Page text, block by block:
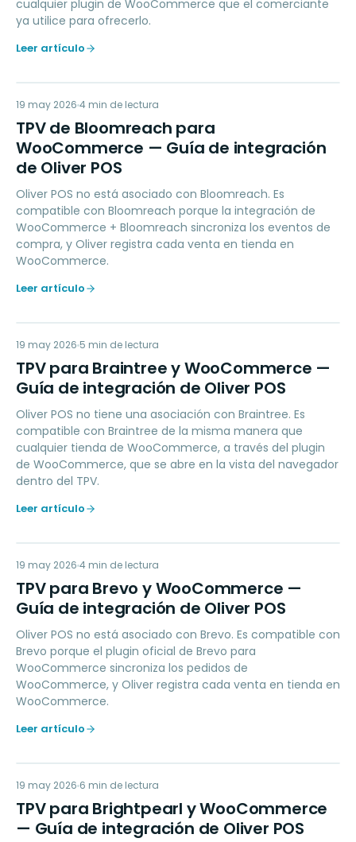
cualquier plugin de WooCommerce que el comerciante
ya utilice para ofrecerlo.
Leer artículo
TD
MARKETING
19 may 2026 4 min de lectura
TPV de Bloomreach para
WooCommerce — Guía de integración
de Oliver POS
Oliver POS no está asociado con Bloomreach. Es
compatible con Bloomreach porque la integración de
WooCommerce + Bloomreach sincroniza los eventos de
compra, y Oliver registra cada venta en tienda en
WooCommerce.
Leer artículo
TP
PAYMENTS
19 may 2026 5 min de lectura
TPV para Braintree y WooCommerce —
Guía de integración de Oliver POS
Oliver POS no tiene una asociación con Braintree. Es
compatible con Braintree de la misma manera que
cualquier tienda de WooCommerce, a través del plugin
de WooCommerce, que se abre en la vista del navegador
dentro del TPV.
Leer artículo
TP
MARKETING
19 may 2026 4 min de lectura
TPV para Brevo y WooCommerce —
Guía de integración de Oliver POS
Oliver POS no está asociado con Brevo. Es compatible con
Brevo porque el plugin oficial de Brevo para
WooCommerce sincroniza los pedidos de
WooCommerce, y Oliver registra cada venta en tienda en
WooCommerce.
Leer artículo
TP
ACCOUNTING
19 may 2026 6 min de lectura
TPV para Brightpearl y WooCommerce
— Guía de integración de Oliver POS